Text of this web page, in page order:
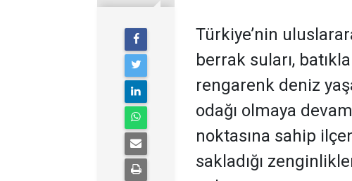
Türkiye’nin
berrak suları,
rengarenk deniz
odağı olmaya
noktasına sahip
sakladığı